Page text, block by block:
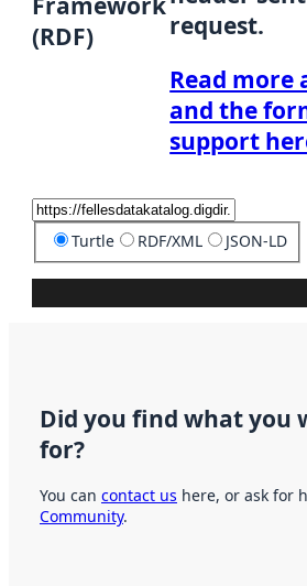
(RDF)
request.
Read more
and the
support
Turtle RDF/XML JSON-LD
Did you find what you
for?
You can contact us here, or ask for
Community.